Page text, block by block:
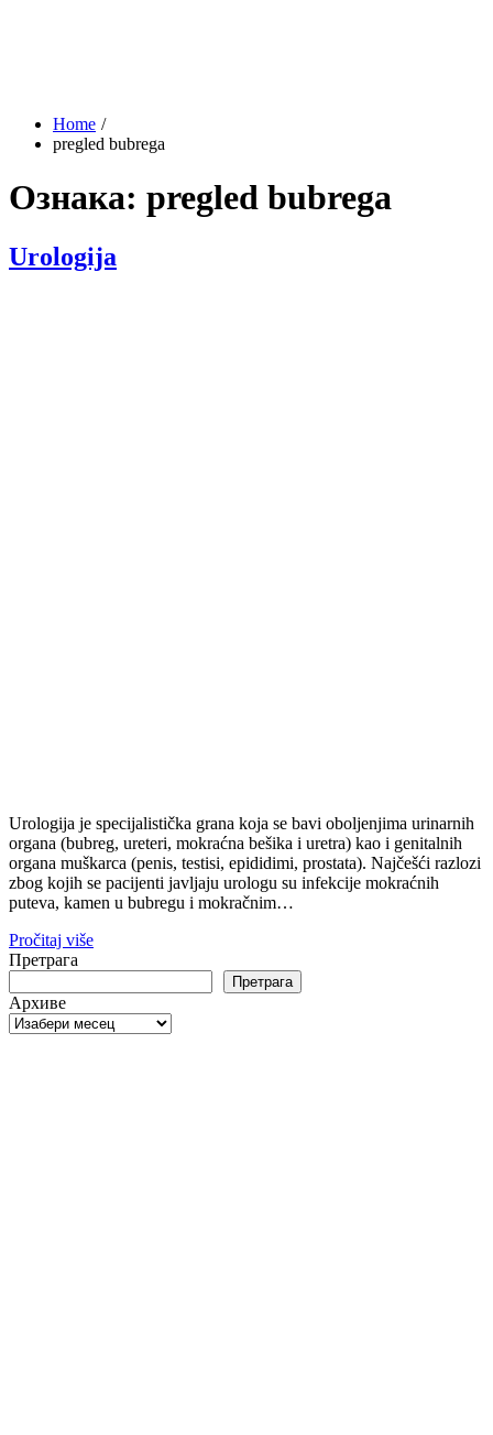
Home
pregled bubrega
Ознака: pregled bubrega
Urologija
Urologija je specijalistička grana koja se bavi oboljenjima urinarnih
organa (bubreg, ureteri, mokraćna bešika i uretra) kao i genitalnih
organa muškarca (penis, testisi, epididimi, prostata). Najčešći razlozi
zbog kojih se pacijenti javljaju urologu su infekcije mokraćnih
puteva, kamen u bubregu i mokračnim…
Pročitaj više
Претрага
Претрага
Архиве